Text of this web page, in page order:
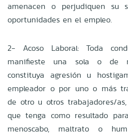
amenacen o perjudiquen su
oportunidades en el empleo.
2- Acoso Laboral: Toda
manifieste una sola o de
constituya agresión u
empleador o por uno o más
de otro u otros trabajadores/
que tenga como resultado
menoscabo, maltrato o